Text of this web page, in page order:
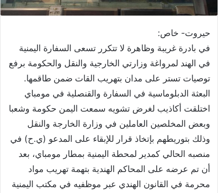
حيروت- خاص:
في بادرة غريبة وظاهرة لا تتكرر تسعى السفارة اليمنية
في الهند لمرواغة وزارتي الخارجية والنقل والحكومة برفع
توصيات تستر على مدان بتهريب القات ضمن طاقمها.
البعثة الدبلوماسية في السفارة والقنصلية في مومباي
اختلقت أكاذيب لغرض تشويه سمعت اليمن حكومة وشعبا
وبعض المخلصين العاملين في وزارة الخارجة والنقل
وذلك بتوريطهم بإتخاذ قرار للإبقاء على المدعو (ي.ح) في
منصبه الحالي كمدير لمحطة اليمنية بمطار مومباي، بعد
أن تم عرضه على المحاكم الهندية بتهمة تهريب مواد
محرمة في القانون الهندي عبر موظفيه في مكتب اليمنية